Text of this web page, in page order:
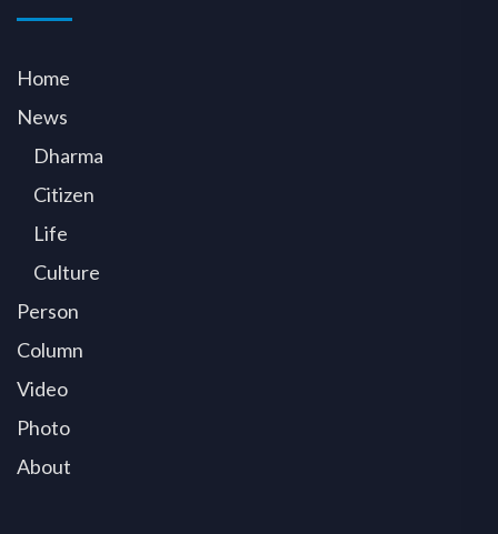
Home
News
Dharma
Citizen
Life
Culture
Person
Column
Video
Photo
About